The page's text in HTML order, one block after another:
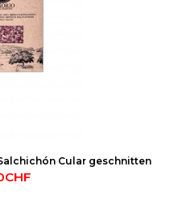
Cular geschnitten